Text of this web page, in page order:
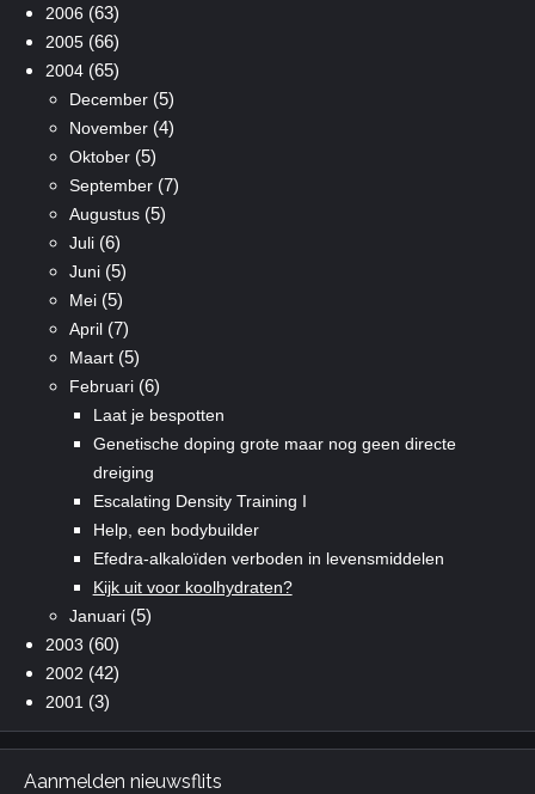
2006 (63)
2005(66)
2004(65)
December(5)
November(4)
Oktober(5)
September(7)
Augustus(5)
Juli(6)
Juni(5)
Mei(5)
April(7)
Maart(5)
Februari(6)
Laat je bespotten
Genetische doping grote maar nog geen directe
dreiging
Escalating Density Training I
Help, een bodybuilder
Efedra-alkaloïden verboden in levensmiddelen
Kijk uit voor koolhydraten?
Januari(5)
2003 (60)
2002 (42)
2001 (3)
Aanmelden nieuwsflits